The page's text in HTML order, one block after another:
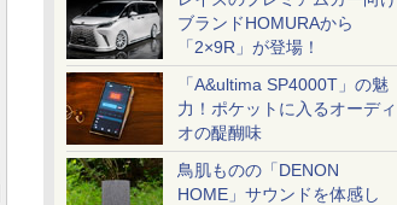
ブランドHOMURAから
「2×9R」が登場！
「A&ultima SP4000T」の魅
力！ポケットに入るオーディ
オの醍醐味
鳥肌ものの「DENON
HOME」サウンドを体感し